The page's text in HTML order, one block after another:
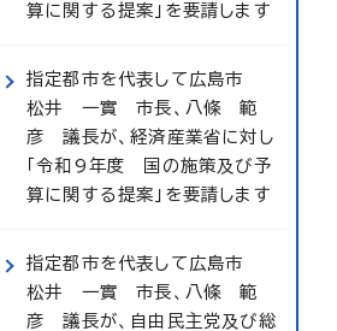
算に関する提案」を要請します
指定都市を代表して広島市
松井 一實 市長、八條 範
彦 議長が、経済産業省に対し
「令和9年度 国の施策及び予
算に関する提案」を要請します
指定都市を代表して広島市
松井 一實 市長、八條 範
彦 議長が、自由民主党及び総